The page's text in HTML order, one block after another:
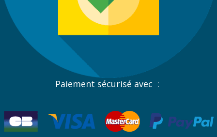
Paiement sécurisé avec :